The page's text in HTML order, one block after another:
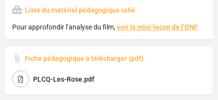
Liste du matériel pédagogique relié
Pour approfondir l’analyse du film,voir la mini-leçon de l’ONF
Fiche pédagogique à télécharger (pdf)
PLCQ-Les-Rose.pdf